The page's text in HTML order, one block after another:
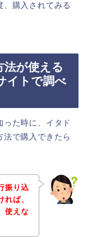
購入されてみる
法が使える
イトで調べ
た時に、イタド
法で購入できたら
振り込
ば、
使えな